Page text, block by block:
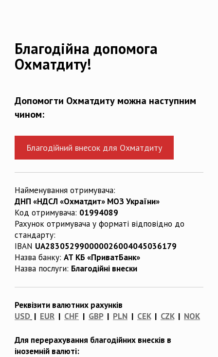
Благодійна допомога
Охматдиту!
Допомогти Охматдиту можна наступним
чином:
Благодійний внесок для Охматдиту
Найменування отримувача:
ДНП «НДСЛ «Охматдит» МОЗ України»
Код отримувача: 01994089
Рахунок отримувача у форматі відповідно до
стандарту:
IBAN UA283052990000026004045036179
Назва банку: АТ КБ «ПриватБанк»
Назва послуги: Благодійні внески
Реквізити валютних рахунків
USD | EUR | CHF | GBP| PLN | CEK| CZK| NOK
Для перерахування благодійних внесків в
іноземній валюті: